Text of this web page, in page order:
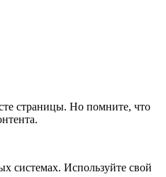
страницы. Но помните, что
системах. Используйте свой